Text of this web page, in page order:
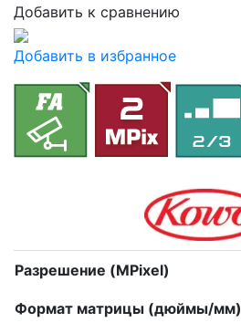
Добавить к сравнению
Добавить в избранное
Разрешение (MPixel)
Формат матрицы (дюймы/мм)